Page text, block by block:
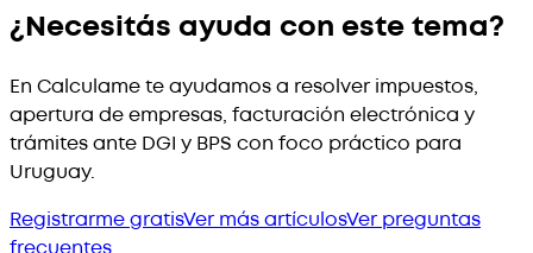
¿Necesitás ayuda con este tema?
En Calculame te ayudamos a resolver impuestos,
apertura de empresas, facturación electrónica y
trámites ante DGI y BPS con foco práctico para
Uruguay.
Registrarme gratisVer más artículosVer preguntas